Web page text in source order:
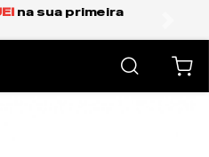
para o Sul e São